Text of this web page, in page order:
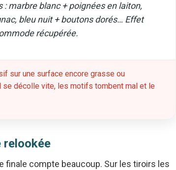
marbre blanc + poignées en laiton,
bleu nuit + boutons dorés… Effet
récupérée.
sur une surface encore grasse ou
se décolle vite, les motifs tombent mal et le
relookée
finale compte beaucoup. Sur les tiroirs les